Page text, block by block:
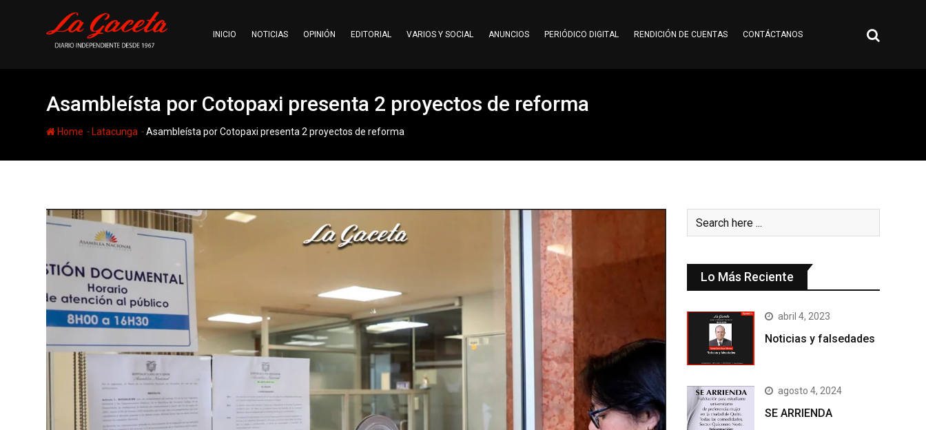
INICIO NOTICIAS OPINIÓN EDITORIAL VARIOS Y SOCIAL ANUNCIOS PERIÓDICO DIGITAL RENDICIÓN DE CUENTAS CONTÁCTANOS
Asambleísta por Cotopaxi presenta 2 proyectos de reforma
Home - Latacunga -Asambleísta por Cotopaxi presenta 2 proyectos de reforma
Lo Más Reciente
abril 4, 2023
Noticias y falsedades
agosto 4, 2024
SE ARRIENDA